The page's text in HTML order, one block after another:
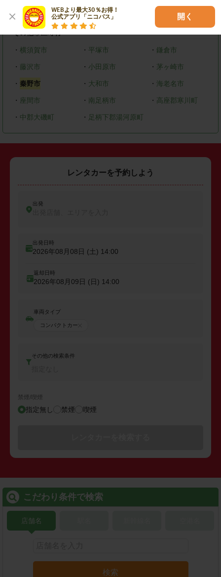
WEBより最大30％お得！
公式アプリ「ニコパス」
開く
緑区 ・中央区 ・
・ 横須賀市 ・ 平塚市 ・ 鎌倉市
・ 藤沢市 ・ 小田原市 ・ 茅ヶ崎市
・ 秦野市 ・ 大和市 ・ 海老名市
・ 座間市 ・ 南足柄市 ・ 高座郡寒川町
・ 中郡大磯町 ・ 足柄下郡湯河原町
レンタカーを予約しよう
出発
出発日時
2026年08月08日 (土) 14:00
返却日時
2026年08月09日 (日) 14:00
車両タイプ
コンパクトカー
その他の検索条件
禁煙/喫煙
指定無し 禁煙 喫煙
こだわり条件で検索
店舗名
検索